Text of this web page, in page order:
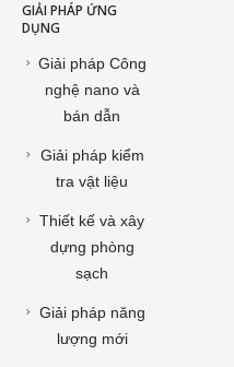
GIẢI PHÁP ỨNG
DỤNG
Giải pháp Công
nghệ nano và
bán dẫn
Giải pháp kiểm
tra vật liệu
Thiết kế và xây
dựng phòng
sạch
Giải pháp năng
lượng mới